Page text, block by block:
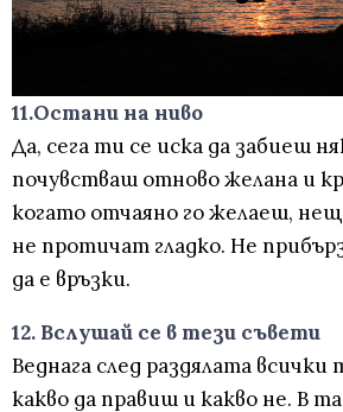
11.Остани на ниво
Да, сега ти се иска да забиеш
почувстваш отново желана и
когато отчаяно го желаеш,
не протичат гладко. Не
да е връзки.
12. Вслушай се в тези съвети
Веднага след раздялата всички
какво да правиш и какво не. В